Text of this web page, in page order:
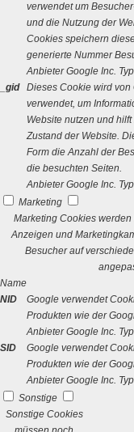
verwendet um
und die Nutzung der
Cookies speichern
generierte Nummer
Anbieter Google Inc. Typ
_gid
Dieses Cookie wird
verwendet, um
Website nutzen und
Zustand der Website.
Form die Anzahl der
die besuchten Seiten.
Anbieter Google Inc. Typ
Marketing
Marketing Cookies
Anzeigen und
Besucher auf
Name
NID
Google verwendet
Produkten wie der
Anbieter Google Inc. Typ
SID
Google verwendet
Produkten wie der
Anbieter Google Inc. Typ
Sonstige
Sonstige Cookies